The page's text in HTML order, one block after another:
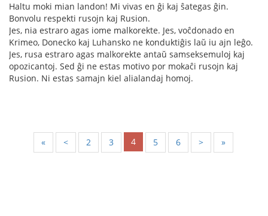
Haltu moki mian landon! Mi vivas en ĝi kaj ŝategas ĝin.
Bonvolu respekti rusojn kaj Rusion.
Jes, nia estraro agas iome malkorekte. Jes, voĉdonado en
Krimeo, Donecko kaj Luhansko ne konduktiĝis laŭ iu ajn leĝo.
Jes, rusa estraro agas malkorekte antaŭ samseksemuloj kaj
opozicantoj. Sed ĝi ne estas motivo por mokaĉi rusojn kaj
Rusion. Ni estas samajn kiel alialandaj homoj.
« < 2 3 4 5 6 > »